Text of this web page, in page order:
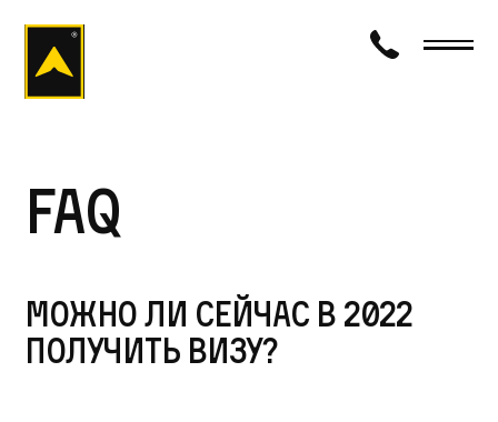
FAQ
Можно ли сейчас в 2022
получить визу?